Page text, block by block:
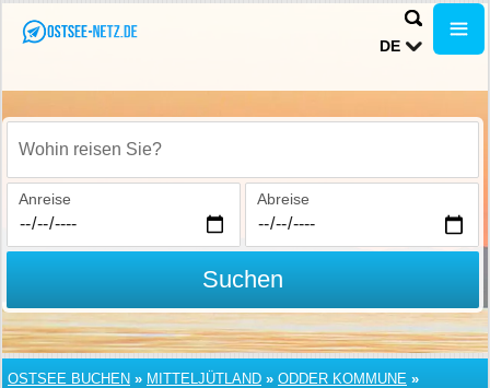
DE
Wohin reisen Sie?
Anreise Abreise
Suchen
OSTSEE BUCHEN » MITTELJÜTLAND » ODDER KOMMUNE »